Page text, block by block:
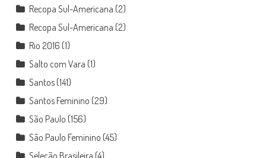
Recopa Sul-Americana (2)
Recopa Sul-Americana (2)
Rio 2016 (1)
Salto com Vara (1)
Santos(141)
Santos Feminino (29)
São Paulo (156)
São Paulo Feminino (45)
Seleção Brasileira (4)